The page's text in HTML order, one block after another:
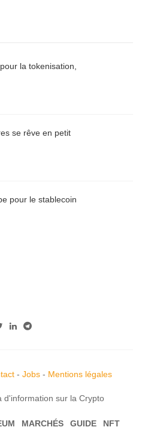
la tokenisation,
se rêve en petit
pour le stablecoin
- Jobs- Mentions légales
sur la Crypto
MARCHÉS GUIDE
NFT